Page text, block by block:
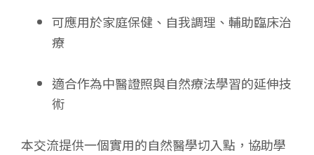
可應用於家庭保健、自我調理、輔助臨床治
療
適合作為中醫證照與自然療法學習的延伸技
術
本交流提供一個實用的自然醫學切入點，協助學